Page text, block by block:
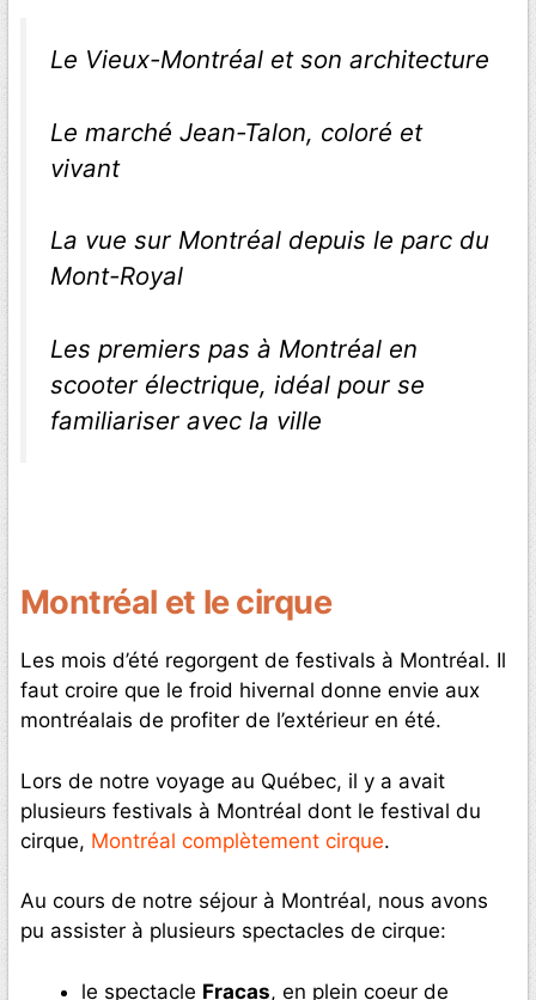
Le Vieux-Montréal et son architecture
Le marché Jean-Talon, coloré et
vivant
La vue sur Montréal depuis le parc du
Mont-Royal
Les premiers pas à Montréal en
scooter électrique, idéal pour se
familiariser avec la ville
Montréal et le cirque
Les mois d’été regorgent de festivals à Montréal. Il
faut croire que le froid hivernal donne envie aux
montréalais de profiter de l’extérieur en été.
Lors de notre voyage au Québec, il y a avait
plusieurs festivals à Montréal dont le festival du
cirque, Montréal complètement cirque.
Au cours de notre séjour à Montréal, nous avons
pu assister à plusieurs spectacles de cirque:
le spectacle Fracas, en plein coeur de